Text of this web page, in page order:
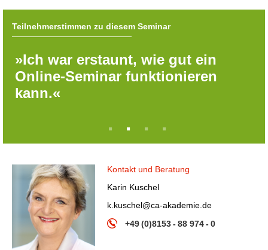
Teilnehmerstimmen zu diesem Seminar
»Ich war erstaunt, wie gut ein
Online-Seminar funktionieren
kann.«
1 2 3 4
Kontakt und Beratung
Karin Kuschel
k.kuschel@ca-akademie.de
+49 (0)8153 - 88 974 - 0